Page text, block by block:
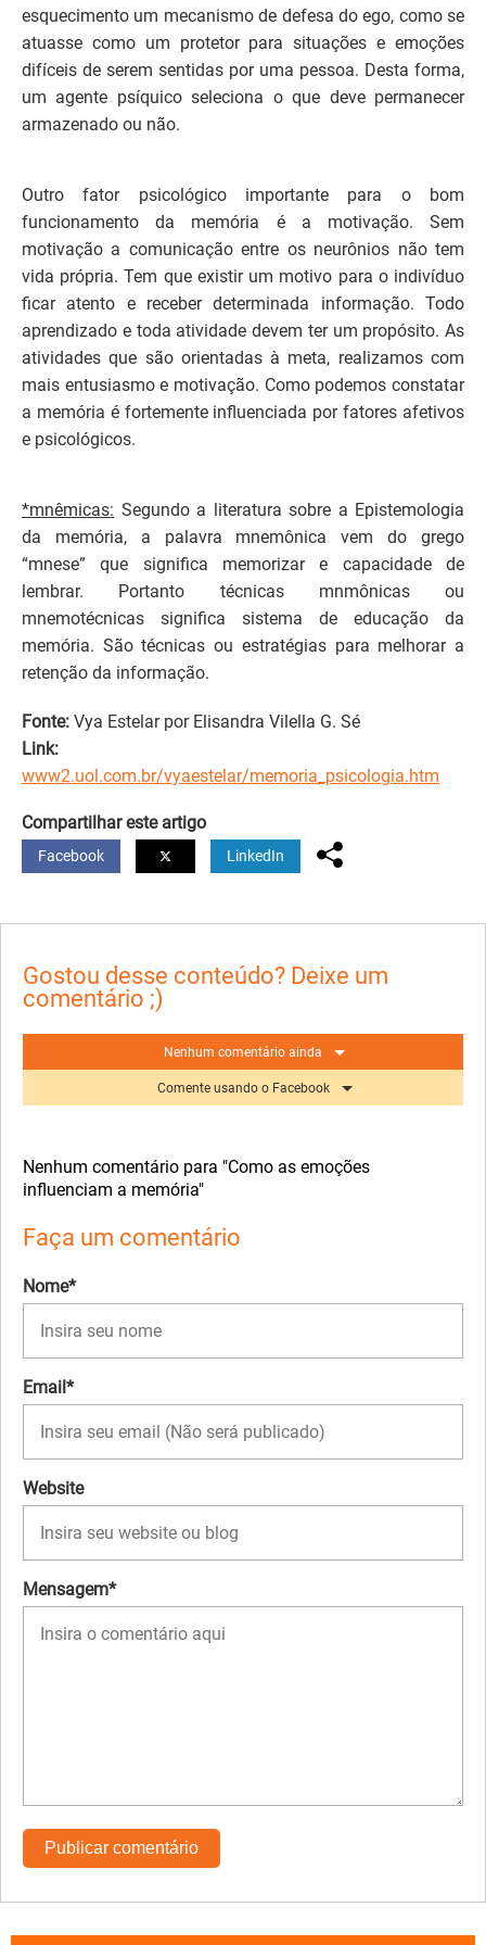
esquecimento um mecanismo de defesa do ego, como se
atuasse como um protetor para situações e emoções
difíceis de serem sentidas por uma pessoa. Desta forma,
um agente psíquico seleciona o que deve permanecer
armazenado ou não.
Outro fator psicológico importante para o bom
funcionamento da memória é a motivação. Sem
motivação a comunicação entre os neurônios não tem
vida própria. Tem que existir um motivo para o indivíduo
ficar atento e receber determinada informação. Todo
aprendizado e toda atividade devem ter um propósito. As
atividades que são orientadas à meta, realizamos com
mais entusiasmo e motivação. Como podemos constatar
a memória é fortemente influenciada por fatores afetivos
e psicológicos.
*mnêmicas: Segundo a literatura sobre a Epistemologia
da memória, a palavra mnemônica vem do grego
“mnese” que significa memorizar e capacidade de
lembrar. Portanto técnicas mnmônicas ou
mnemotécnicas significa sistema de educação da
memória. São técnicas ou estratégias para melhorar a
retenção da informação.
Fonte: Vya Estelar por Elisandra Vilella G. Sé
Link:
www2.uol.com.br/vyaestelar/memoria_psicologia.htm
Compartilhar este artigo
Facebook LinkedIn
Gostou desse conteúdo? Deixe um
comentário ;)
Nenhum comentário ainda
Comente usando o Facebook
Nenhum comentário para "Como as emoções
influenciam a memória"
Faça um comentário
Nome*
Email*
Website
Mensagem*